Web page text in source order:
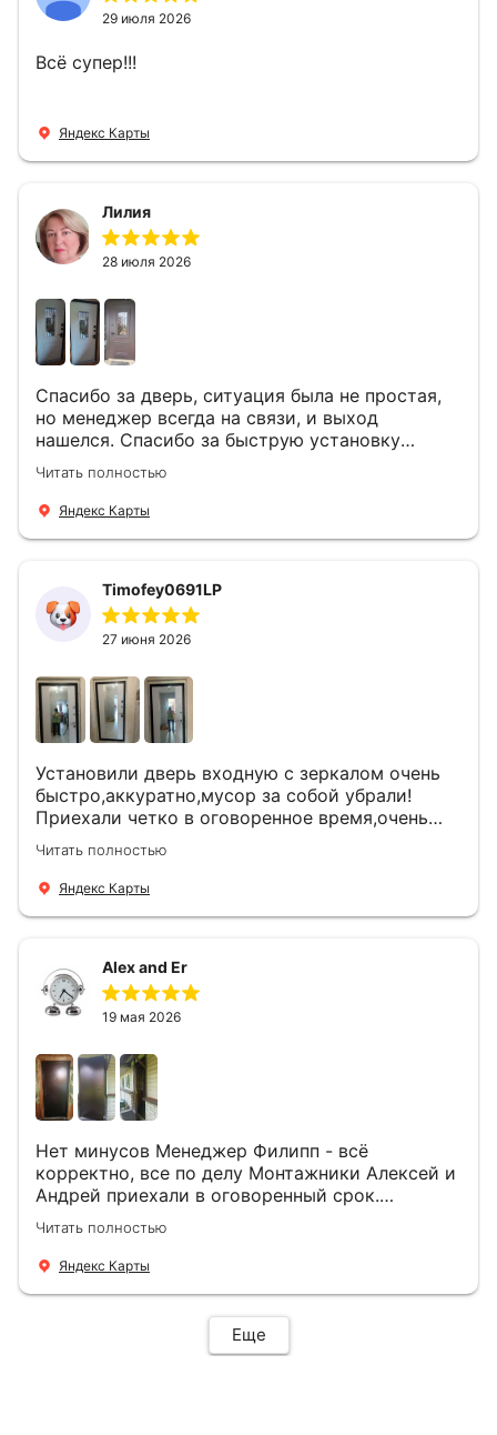
29 июля 2026
Всё супер!!!
Яндекс Карты
Лилия
28 июля 2026
Спасибо за дверь, ситуация была не простая,
но менеджер всегда на связи, и выход
нашелся. Спасибо за быструю установку
Роману, один и привёз, и установил. Надеюсь,
что дверь нам долго послужит
Читать полностью
Яндекс Карты
Timofey0691LP
27 июня 2026
Установили дверь входную с зеркалом очень
быстро,аккуратно,мусор за собой убрали!
Приехали четко в оговоренное время,очень
вежливые,деликатные рабочие .Все
понравилось и дверь ,и работа и цена!
Читать полностью
Яндекс Карты
Alex and Er
19 мая 2026
Нет минусов Менеджер Филипп - всё
корректно, все по делу Монтажники Алексей и
Андрей приехали в оговоренный срок.
Демонтировали старую дверь и установили
новую буквально за час Быстро и качественно
+ нормальные цены Всем большое спасибо
Читать полностью
Яндекс Карты
Еще